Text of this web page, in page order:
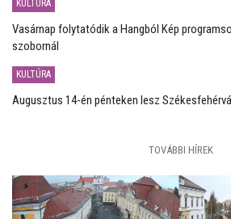
KULTÚRA
Vasárnap folytatódik a Hangból Kép
szobornál
KULTÚRA
Augusztus 14-én pénteken lesz
TOVÁBBI HÍREK